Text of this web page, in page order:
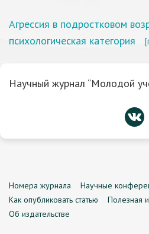
Агрессия в подростковом
психологическая категория
Научный журнал “Молодой
Номера журнала Научные
Как опубликовать статью
Полезная
Об издательстве